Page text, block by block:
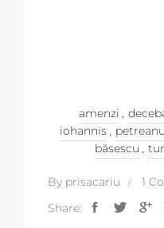
amenzi ,
iohannis ,
băsescu ,
By prisacariu
1
Share: